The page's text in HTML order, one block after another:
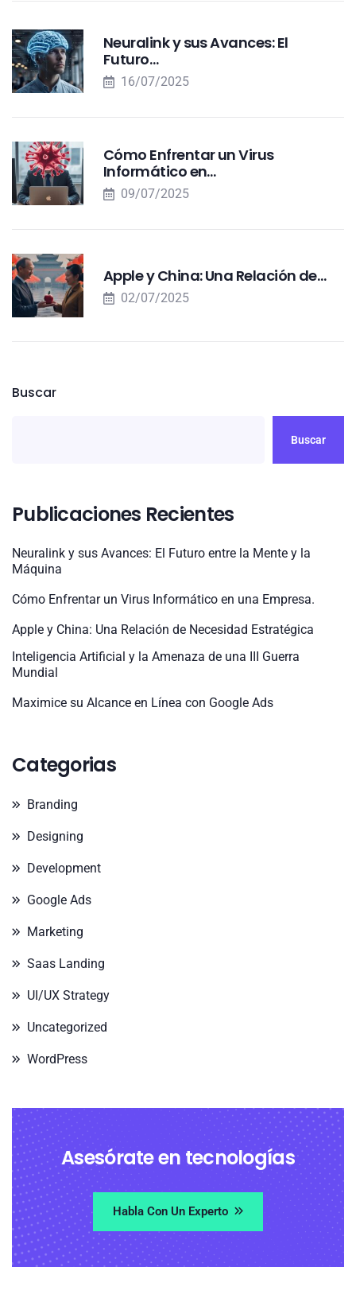
Neuralink y sus Avances: El
Futuro…
16/07/2025
Cómo Enfrentar un Virus
Informático en…
09/07/2025
Apple y China: Una Relación de…
02/07/2025
Buscar
Buscar
Publicaciones Recientes
Neuralink y sus Avances: El Futuro entre la Mente y la
Máquina
Cómo Enfrentar un Virus Informático en una Empresa.
Apple y China: Una Relación de Necesidad Estratégica
Inteligencia Artificial y la Amenaza de una III Guerra
Mundial
Maximice su Alcance en Línea con Google Ads
Categorias
Branding
Designing
Development
Google Ads
Marketing
Saas Landing
UI/UX Strategy
Uncategorized
WordPress
Asesórate en tecnologías
Habla Con Un Experto